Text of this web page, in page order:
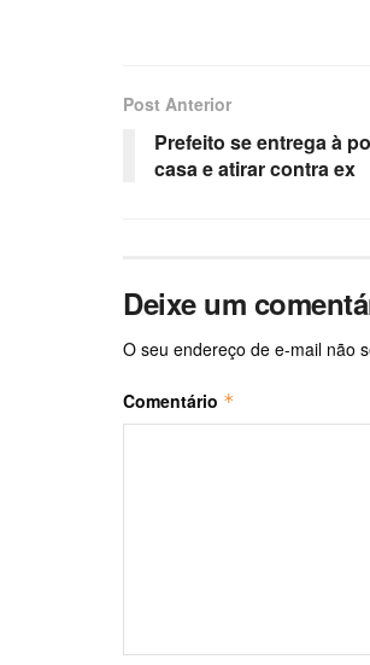
Post Anterior
Prefeito se entrega à
casa e atirar contra ex
Deixe um
O seu endereço de e-mail não
Comentário *